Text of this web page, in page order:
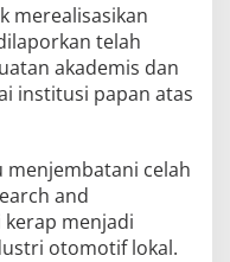
merealisasikan
telah
akademis dan
institusi papan atas
celah
and
menjadi
otomotif lokal.